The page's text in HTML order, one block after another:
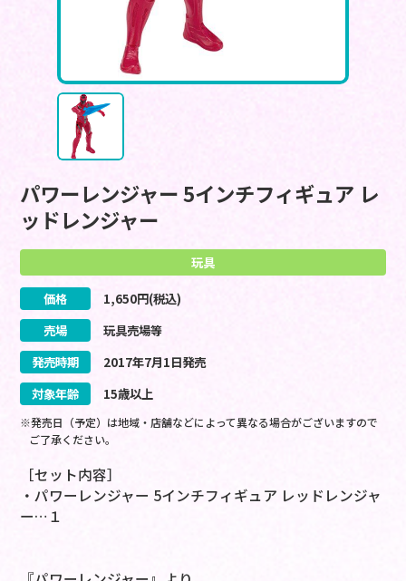
パワーレンジャー 5インチフィギュア レ
ッドレンジャー
玩具
価格 1,650円(税込)
売場
玩具売場等
発売時期
2017年7月1日発売
対象年齢
15歳以上
※発売日（予定）は地域・店舗などによって異なる場合がございますので
ご了承ください。
［セット内容］
・パワーレンジャー 5インチフィギュア レッドレンジャ
ー…１